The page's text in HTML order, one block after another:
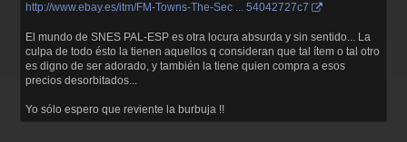
http://www.ebay.es/itm/FM-Towns-The-Sec ... 54042727c7
El mundo de SNES PAL-ESP es otra locura absurda y sin sentido... La
culpa de todo ésto la tienen aquellos q consideran que tal ítem o tal otro
es digno de ser adorado, y también la tiene quien compra a esos
precios desorbitados...
Yo sólo espero que reviente la burbuja !!